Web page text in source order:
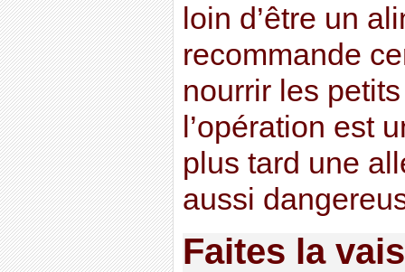
loin d’être un
recommande
nourrir les
l’opération est
plus tard une
aussi
Faites la